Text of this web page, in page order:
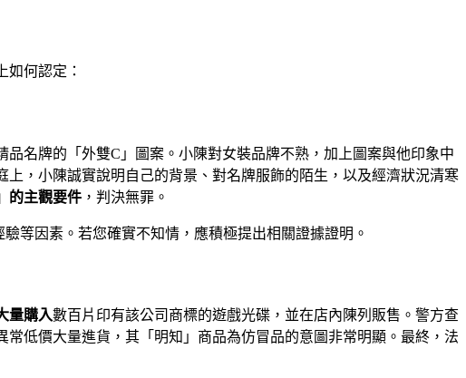
如何認定：
名牌的「外雙C」圖案。小陳對女裝品牌不熟，加上圖案與他印象中
，小陳誠實說明自己的背景、對名牌服飾的陌生，以及經濟狀況清寒
的主觀要件 ，判決無罪。
等因素。若您確實不知情，應積極提出相關證據證明。
量購入數百片印有該公司商標的遊戲光碟，並在店內陳列販售。警方查
低價大量進貨，其「明知」商品為仿冒品的意圖非常明顯。最終，法